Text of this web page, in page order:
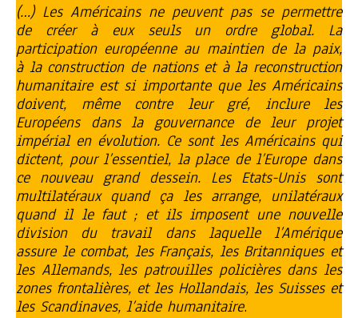
(…) Les Américains ne peuvent pas se permettre
de créer à eux seuls un ordre global. La
participation européenne au maintien de la paix,
à la construction de nations et à la reconstruction
humanitaire est si importante que les Américains
doivent, même contre leur gré, inclure les
Européens dans la gouvernance de leur projet
impérial en évolution. Ce sont les Américains qui
dictent, pour l’essentiel, la place de l’Europe dans
ce nouveau grand dessein. Les Etats-Unis sont
multilatéraux quand ça les arrange, unilatéraux
quand il le faut ; et ils imposent une nouvelle
division du travail dans laquelle l’Amérique
assure le combat, les Français, les Britanniques et
les Allemands, les patrouilles policières dans les
zones frontalières, et les Hollandais, les Suisses et
les Scandinaves, l’aide humanitaire.